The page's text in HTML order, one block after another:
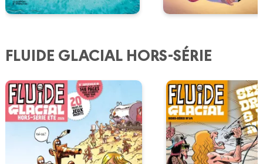
FLUIDE GLACIAL HORS-SÉRIE